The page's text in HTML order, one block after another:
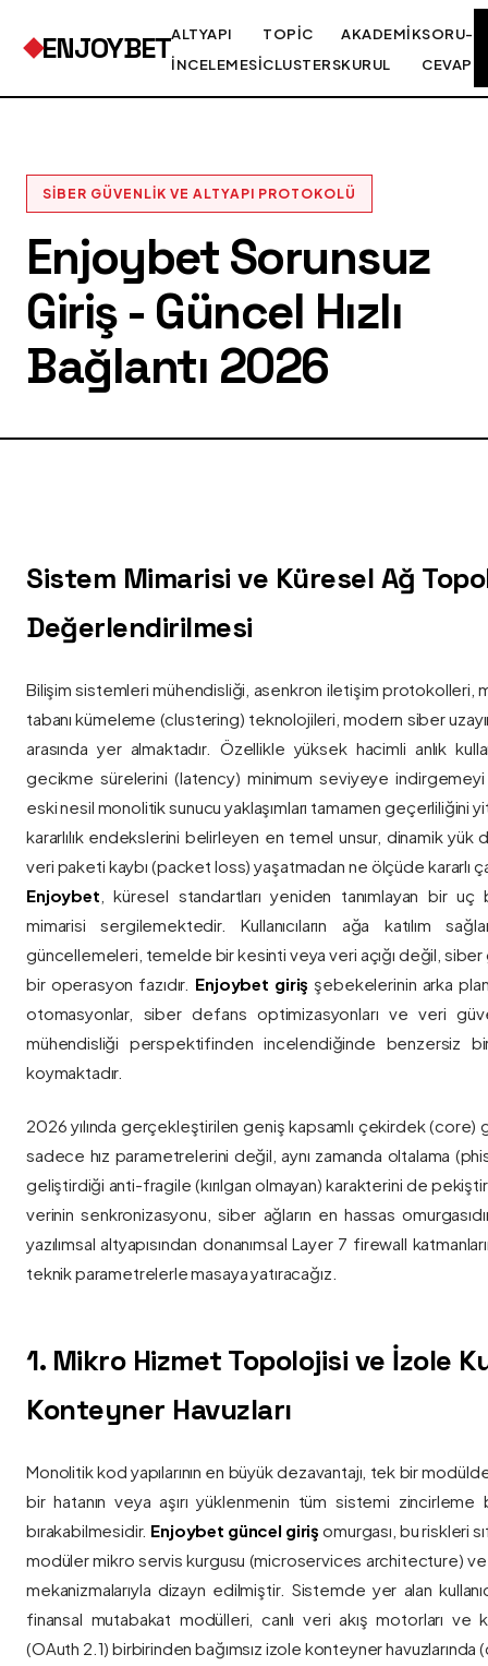
ENJOYBETALTYAPI
İNCELEMESI
TOPIC
CLUSTERS
AKADEMIK
KURUL
SORU-
CEVAP
SIBER GÜVENLIK VE ALTYAPI PROTOKOLÜ
Enjoybet Sorunsuz
Giriş - Güncel Hızlı
Bağlantı 2026
Sistem Mimarisi ve Küresel Ağ
Değerlendirilmesi
Bilişim sistemleri mühendisliği, asenkron iletişim protokolleri,
tabanı kümeleme (clustering) teknolojileri, modern siber
arasında yer almaktadır. Özellikle yüksek hacimli anlık
gecikme sürelerini (latency) minimum seviyeye
eski nesil monolitik sunucu yaklaşımları tamamen geçerliliğini
kararlılık endekslerini belirleyen en temel unsur, dinamik yük
veri paketi kaybı (packet loss) yaşatmadan ne ölçüde kararlı
Enjoybet , küresel standartları yeniden tanımlayan bir
mimarisi sergilemektedir. Kullanıcıların ağa katılım
güncellemeleri, temelde bir kesinti veya veri açığı değil, siber
bir operasyon fazıdır. Enjoybet giriş şebekelerinin arka
otomasyonlar, siber defans optimizasyonları ve veri
mühendisliği perspektifinden incelendiğinde benzersiz
koymaktadır.
2026 yılında gerçekleştirilen geniş kapsamlı çekirdek
sadece hız parametrelerini değil, aynı zamanda oltalama
geliştirdiği anti-fragile (kırılgan olmayan) karakterini de
verinin senkronizasyonu, siber ağların en hassas
yazılımsal altyapısından donanımsal Layer 7 firewall
teknik parametrelerle masaya yatıracağız.
1. Mikro Hizmet Topolojisi ve İzole
Konteyner Havuzları
Monolitik kod yapılarının en büyük dezavantajı, tek bir
bir hatanın veya aşırı yüklenmenin tüm sistemi zincirleme
bırakabilmesidir. Enjoybet güncel giriş omurgası, bu riskleri
modüler mikro servis kurgusu (microservices architecture)
mekanizmalarıyla dizayn edilmiştir. Sistemde yer alan
finansal mutabakat modülleri, canlı veri akış motorları ve
(OAuth 2.1) birbirinden bağımsız izole konteyner havuzlarında